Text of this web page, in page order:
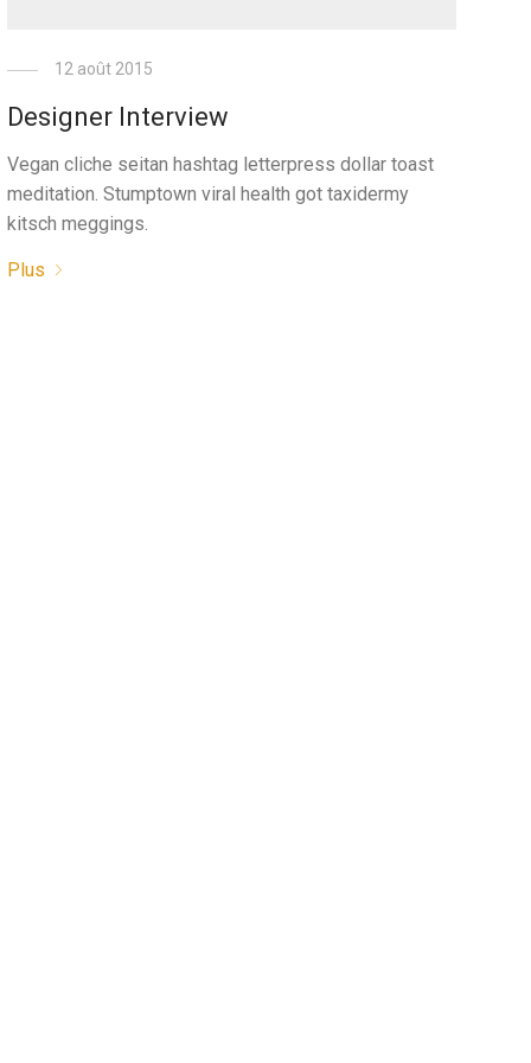
12 août 2015
Designer Interview
Vegan cliche seitan hashtag letterpress dollar toast
meditation. Stumptown viral health got taxidermy
kitsch meggings.
Plus